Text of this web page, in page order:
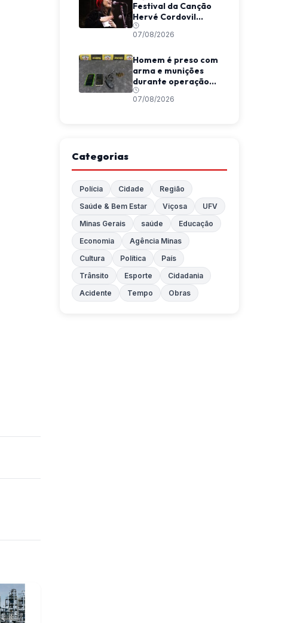
Festival da Canção
Hervé Cordovil
neste fim de semana
07/08/2026
Homem é preso com
arma e munições
durante operação
da Polícia Militar em
Araponga
07/08/2026
Categorias
Polícia Cidade
Região
Saúde & Bem Estar
Viçosa
UFV
Minas Gerais
saúde
Educação
Economia
Agência Minas
Cultura
Política
País
Trânsito
Esporte
Cidadania
Acidente
Tempo Obras